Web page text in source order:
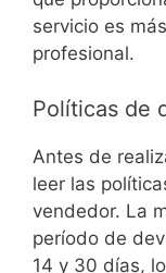
servicio es
profesional.
Políticas de
Antes de
leer las
vendedor. La
período de
14 y 30 días,